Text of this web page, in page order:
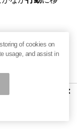
でき、成果が上
×
of cookies on
usage, and assist in